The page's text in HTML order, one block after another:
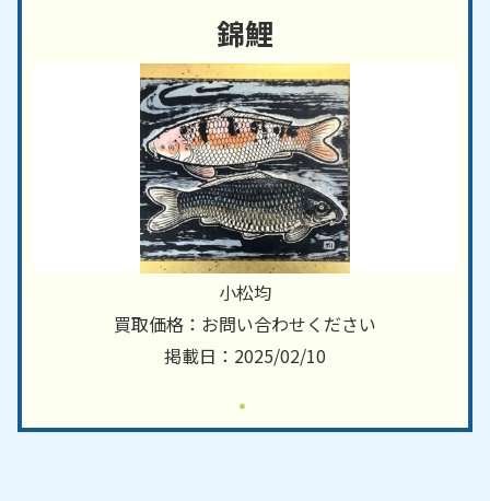
錦鯉
小松均
買取価格：お問い合わせください
掲載日：2025/02/10